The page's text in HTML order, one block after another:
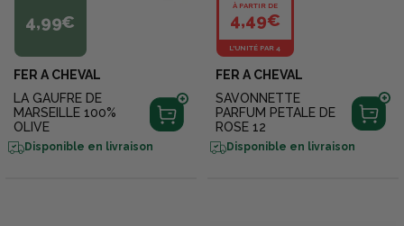
4,99€
FER A CHEVAL
LA GAUFRE DE
MARSEILLE 100%
OLIVE
Disponible en livraison
À PARTIR DE
4,49€
L'UNITÉ PAR 4
FER A CHEVAL
SAVONNETTE
PARFUM PETALE DE
ROSE 12
Disponible en livraison